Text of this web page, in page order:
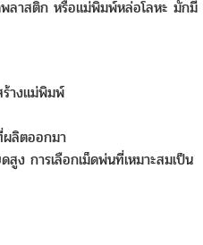
ลาสติก หรือแม่พิมพ์หล่อโลหะ มักมี
ร้างแม่พิมพ์
ผลิตออกมา
สูง การเลือกเม็ดพ่นที่เหมาะสมเป็น